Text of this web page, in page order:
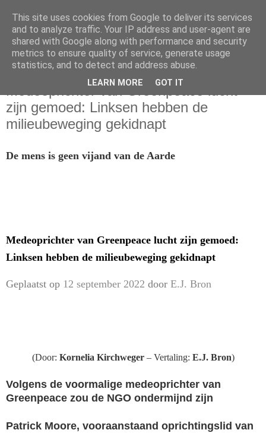
dinsdag 13 september 2022
Medeoprichter van Greenpeace lucht
zijn gemoed: Linksen hebben de
milieubeweging gekidnapt
De mens is geen vijand van de Aarde
Medeoprichter van Greenpeace lucht zijn gemoed:
Linksen hebben de milieubeweging gekidnapt
Geplaatst op 12 september 2022 door E.J. Bron
(Door: Kornelia Kirchweger– Vertaling: E.J. Bron)
Volgens de voormalige medeoprichter van
Greenpeace zou de NGO ondermijnd zijn
Patrick Moore, vooraanstaand oprichtingslid van
This site uses cookies from Google to deliver its services
and to analyze traffic. Your IP address and user-agent are
shared with Google along with performance and security
metrics to ensure quality of service, generate usage
statistics, and to detect and address abuse.
LEARN MORE GOT IT